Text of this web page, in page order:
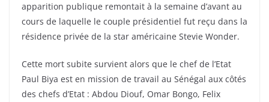
apparition publique remontait à la semaine d’avant au
cours de laquelle le couple présidentiel fut reçu dans la
résidence privée de la star américaine Stevie Wonder.
Cette mort subite survient alors que le chef de l’Etat
Paul Biya est en mission de travail au Sénégal aux côtés
des chefs d’Etat : Abdou Diouf, Omar Bongo, Felix